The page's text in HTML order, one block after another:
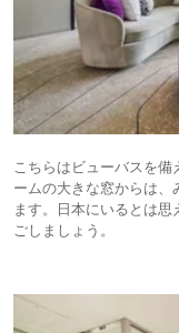
こちらはビューバスを
ームの大きな窓からは、
ます。日本にいるとは
ごしましょう。